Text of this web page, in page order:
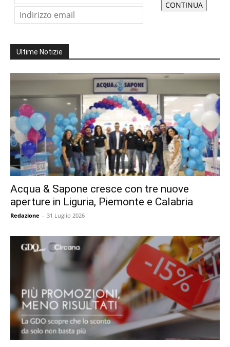
Ultime Notizie
Acqua & Sapone cresce con tre nuove
aperture in Liguria, Piemonte e Calabria
Redazione - 31 Luglio 2026